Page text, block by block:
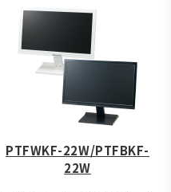
PTFWKF-22W/PTFBKF-
22W